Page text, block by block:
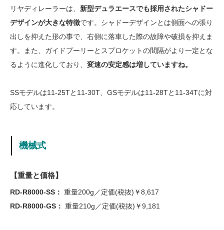
リヤディレーラーは、 新型デュラエースでも採用されたシャドー
デザインが大きな特徴です。シャドーデザインとは側面への張り
出しを抑えた形の事で、右側に落車した際の故障や破損を抑えま
す。また、ガイドプーリーとスプロケットの間隔がより一定とな
るように進化しており、 変速の安定感は増していますね。
SSモデルは11-25Tと11-30T、GSモデルは11-28Tと11-34Tに対
応しています。
機械式
【重量と価格】
RD-R8000-SS： 重量200g／定価(税抜)￥8,617
RD-R8000-GS： 重量210g／定価(税抜)￥9,181